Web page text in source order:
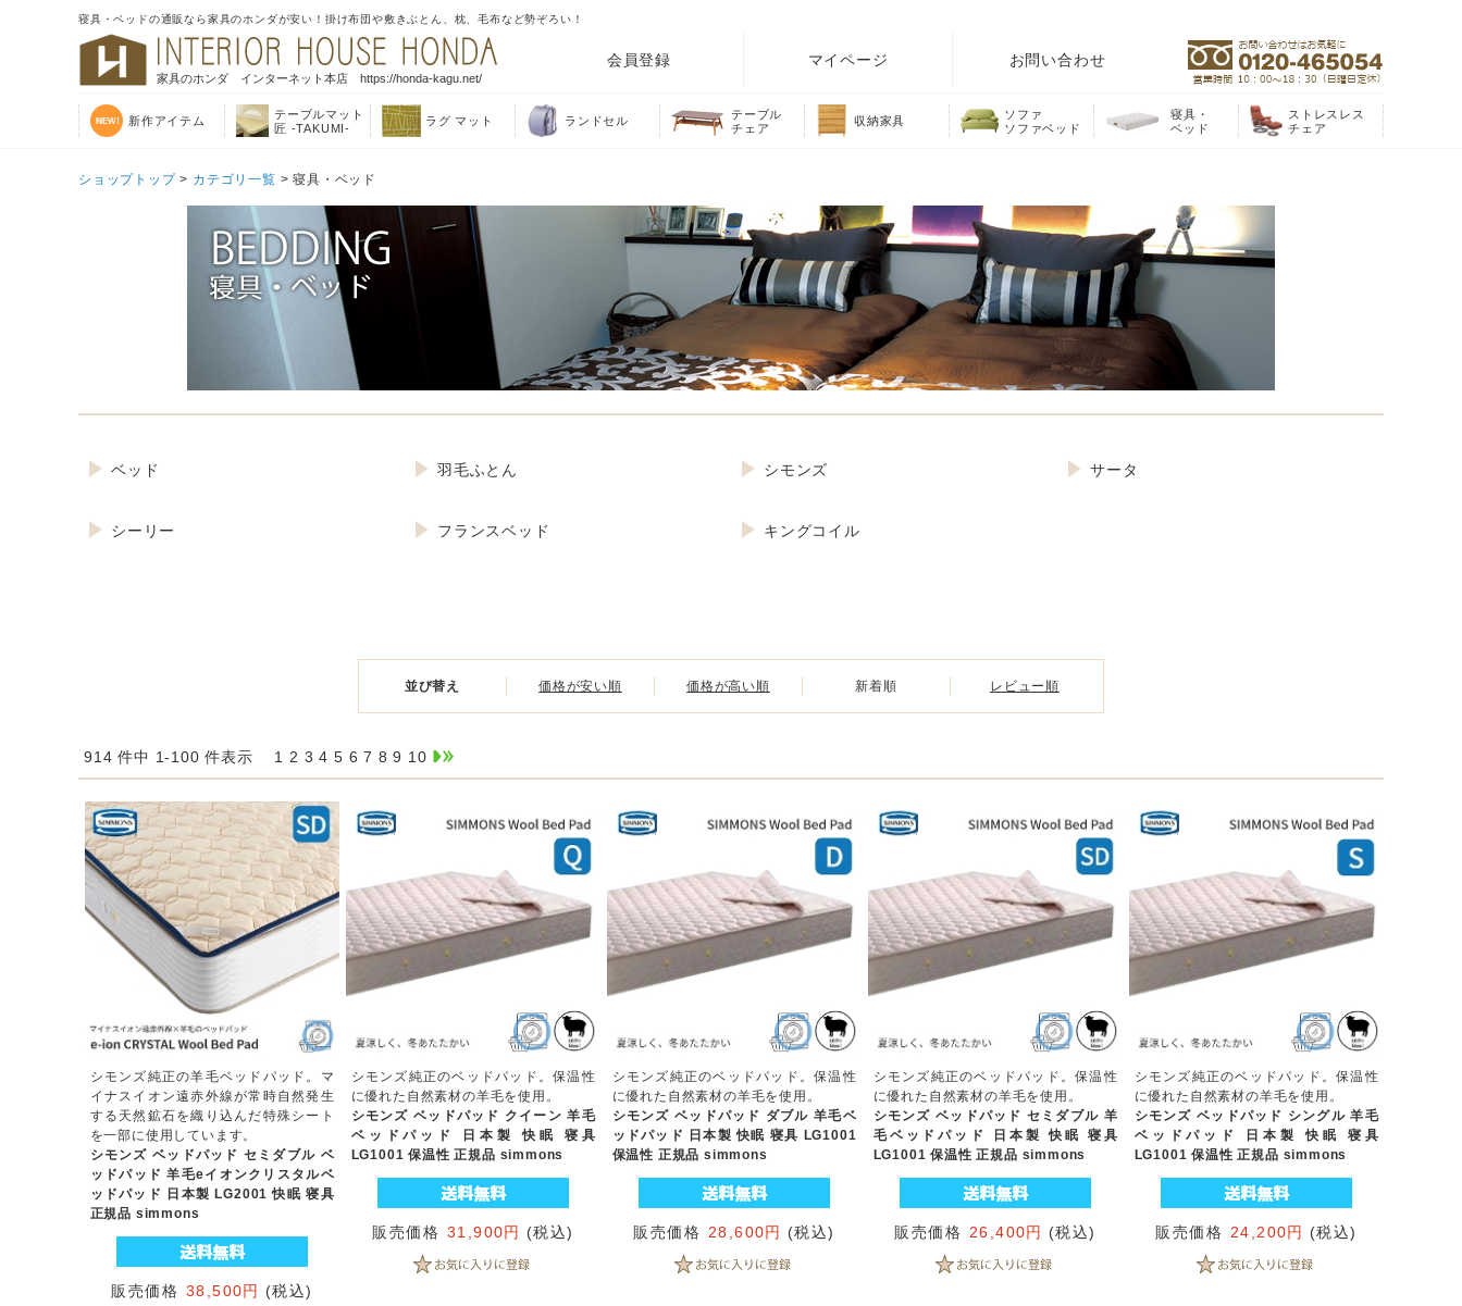
寝具・ベッドの通販なら家具のホンダが安い！掛け布団や敷きぶとん、枕、毛布など勢ぞろい！
家具のホンダ インターネット本店 https://honda-kagu.net/
会員登録 マイページ お問い合わせ
新作アイテム
テーブルマット
匠 -TAKUMI-
ラグ マット ランドセル
テーブル
チェア
収納家具
ソファ
ソファベッド
寝具・
ベッド
ストレスレス
チェア
ショップトップ> カテゴリ一覧 > 寝具・ベッド
ベッド 羽毛ふとん シモンズ サータ
シーリー フランスベッド キングコイル
並び替え 価格が安い順 価格が高い順 新着順 レビュー順
914 件中 1-100 件表示 1 2 3 4 5 6 7 8 9 10
シモンズ純正の羊毛ベッドパッド。マ
イナスイオン遠赤外線が常時自然発生
する天然鉱石を織り込んだ特殊シート
を一部に使用しています。
シモンズ ベッドパッド セミダブル ベ
ッドパッド 羊毛eイオンクリスタルベ
ッドパッド 日本製 LG2001 快眠 寝具
正規品 simmons
販売価格 38,500円 (税込)
シモンズ純正のベッドパッド。保温性
に優れた自然素材の羊毛を使用。
シモンズ ベッドパッド クイーン 羊毛
ベッドパッド 日本製 快眠 寝具
LG1001 保温性 正規品 simmons
販売価格 31,900円 (税込)
シモンズ純正のベッドパッド。保温性
に優れた自然素材の羊毛を使用。
シモンズ ベッドパッド ダブル 羊毛ベ
ッドパッド 日本製 快眠 寝具 LG1001
保温性 正規品 simmons
販売価格 28,600円 (税込)
シモンズ純正のベッドパッド。保温性
に優れた自然素材の羊毛を使用。
シモンズ ベッドパッド セミダブル 羊
毛ベッドパッド 日本製 快眠 寝具
LG1001 保温性 正規品 simmons
販売価格 26,400円 (税込)
シモンズ純正のベッドパッド。保温性
に優れた自然素材の羊毛を使用。
シモンズ ベッドパッド シングル 羊毛
ベッドパッド 日本製 快眠 寝具
LG1001 保温性 正規品 simmons
販売価格 24,200円 (税込)